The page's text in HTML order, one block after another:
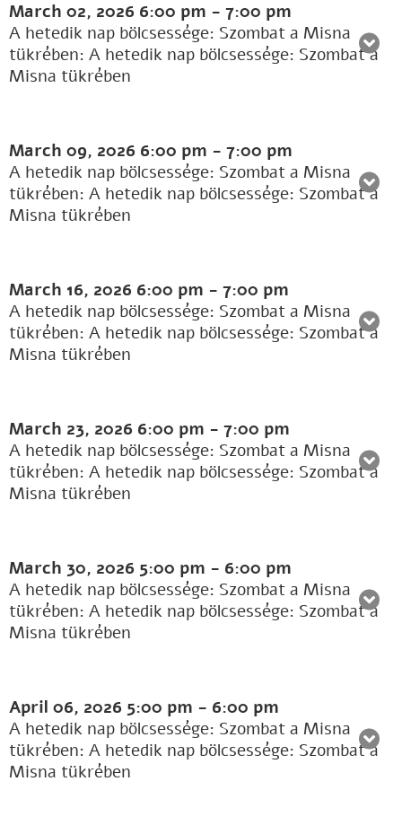
March 02, 2026 6:00 pm - 7:00 pm
A hetedik nap bölcsessége: Szombat a Misna
tükrében: A hetedik nap bölcsessége: Szombat a
Misna tükrében
March 09, 2026 6:00 pm - 7:00 pm
A hetedik nap bölcsessége: Szombat a Misna
tükrében: A hetedik nap bölcsessége: Szombat a
Misna tükrében
March 16, 2026 6:00 pm - 7:00 pm
A hetedik nap bölcsessége: Szombat a Misna
tükrében: A hetedik nap bölcsessége: Szombat a
Misna tükrében
March 23, 2026 6:00 pm - 7:00 pm
A hetedik nap bölcsessége: Szombat a Misna
tükrében: A hetedik nap bölcsessége: Szombat a
Misna tükrében
March 30, 2026 5:00 pm - 6:00 pm
A hetedik nap bölcsessége: Szombat a Misna
tükrében: A hetedik nap bölcsessége: Szombat a
Misna tükrében
April 06, 2026 5:00 pm - 6:00 pm
A hetedik nap bölcsessége: Szombat a Misna
tükrében: A hetedik nap bölcsessége: Szombat a
Misna tükrében